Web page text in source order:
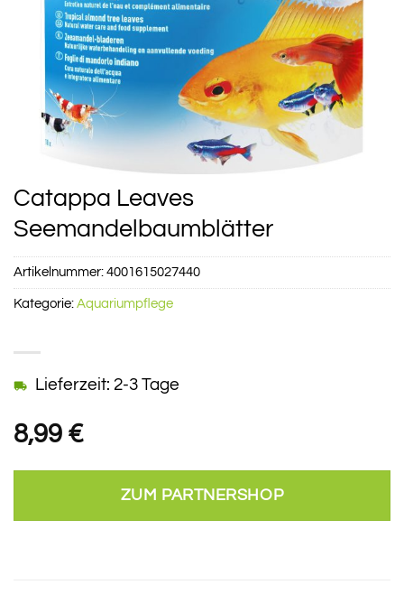
Catappa Leaves
Seemandelbaumblätter
8,99 €
Lieferzeit: 2-3 Tage
ZUM PARTNERSHOP
Artikelnummer: 4001615027440
Kategorie: Aquariumpflege